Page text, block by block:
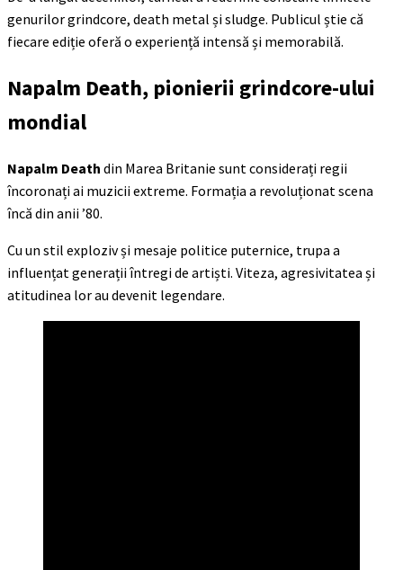
genurilor grindcore, death metal și sludge. Publicul știe că
fiecare ediție oferă o experiență intensă și memorabilă.
Napalm Death, pionierii grindcore-ului
mondial
Napalm Death din Marea Britanie sunt considerați regii
încoronați ai muzicii extreme. Formația a revoluționat scena
încă din anii ’80.
Cu un stil exploziv și mesaje politice puternice, trupa a
influențat generații întregi de artiști. Viteza, agresivitatea și
atitudinea lor au devenit legendare.